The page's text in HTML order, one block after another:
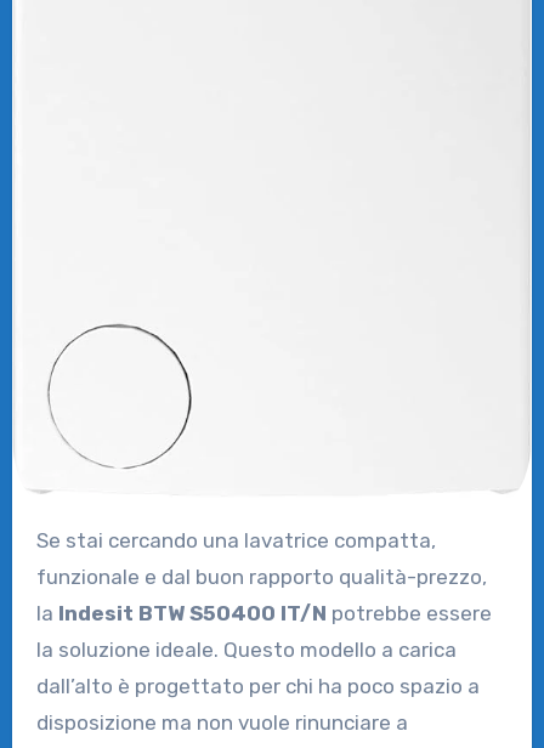
Se stai cercando una lavatrice compatta,
funzionale e dal buon rapporto qualità-prezzo,
la Indesit BTW S50400 IT/N potrebbe essere
la soluzione ideale. Questo modello a carica
dall’alto è progettato per chi ha poco spazio a
disposizione ma non vuole rinunciare a